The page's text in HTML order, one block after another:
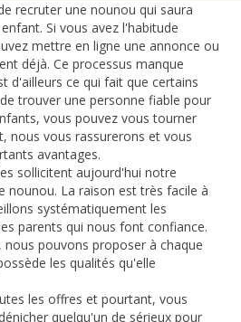
recruter une nounou qui saura
Si vous avez l'habitude
mettre en ligne une annonce ou
déjà. Ce processus manque
d'ailleurs ce qui fait que certains
trouver une personne fiable pour
vous pouvez vous tourner
nous vous rassurerons et vous
avantages.
sollicitent aujourd'hui notre
nounou. La raison est très facile à
systématiquement les
parents qui nous font confiance.
pouvons proposer à chaque
les qualités qu'elle
les offres et pourtant, vous
quelqu'un de sérieux pour